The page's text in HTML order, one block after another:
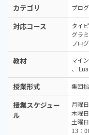
カテゴリ プロ
対応コース タイ
グラ
プロ
教材 マイ
授業形式 集団
授業スケジュー
ル
月曜
木曜
土曜
13：